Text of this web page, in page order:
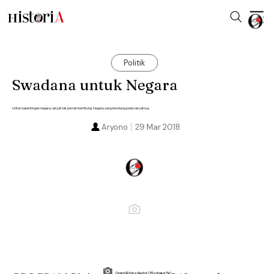
Politik
Swadana untuk Negara
Untuk kepentingan negara, rakyat tak pernah berhitung. Negara yang berutang pada rakyatnya.
29 Mar 2018
Aryono
Oeang RI biasa disebut ORI sebesar Rp1.